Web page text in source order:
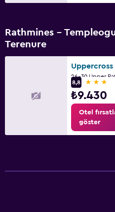
Rathmines -
Terenure
Uppercross
8,8
3 yıldız
₺9.430
Otel
göster